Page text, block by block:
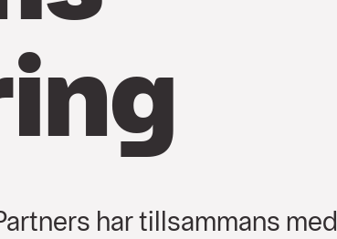
har tillsammans med